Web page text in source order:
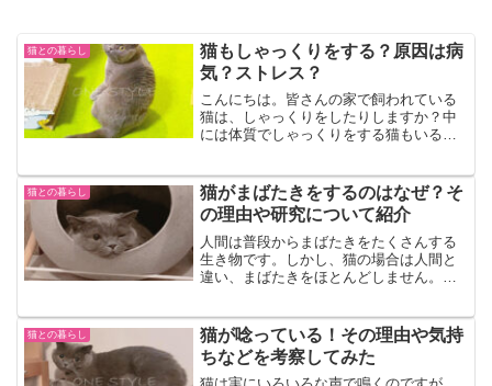
猫との暮らし
猫もしゃっくりをする？原因は病
気？ストレス？
こんにちは。皆さんの家で飼われている
猫は、しゃっくりをしたりしますか？中
には体質でしゃっくりをする猫もいると
実際は毛玉を吐き出しただけでした。で
も、愛猫の様子がいつもと...
猫との暮らし
猫がまばたきをするのはなぜ？そ
の理由や研究について紹介
人間は普段からまばたきをたくさんする
生き物です。しかし、猫の場合は人間と
違い、まばたきをほとんどしません。そ
ます猫のまばたきには、一体どんな意味
があるというのでしょうか...
猫との暮らし
猫が唸っている！その理由や気持
ちなどを考察してみた